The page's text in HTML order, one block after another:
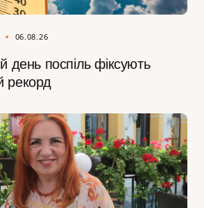
06.08.26
день поспіль фіксують
рекорд